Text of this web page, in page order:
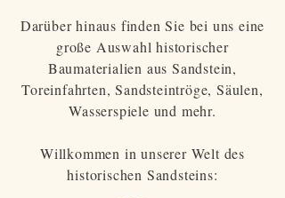
Darüber hinaus finden Sie bei uns eine
große Auswahl historischer
Baumaterialien aus Sandstein,
Toreinfahrten, Sandsteintröge, Säulen,
Wasserspiele und mehr.
Willkommen in unserer Welt des
historischen Sandsteins: